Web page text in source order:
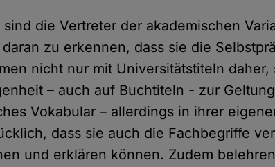
die Vertreter der akademischen
zu erkennen, dass sie die
nicht nur mit Universitätstiteln daher,
– auch auf Buchtiteln - zur
Vokabular – allerdings in ihrer
dass sie auch die Fachbegriffe
und erklären können. Zudem